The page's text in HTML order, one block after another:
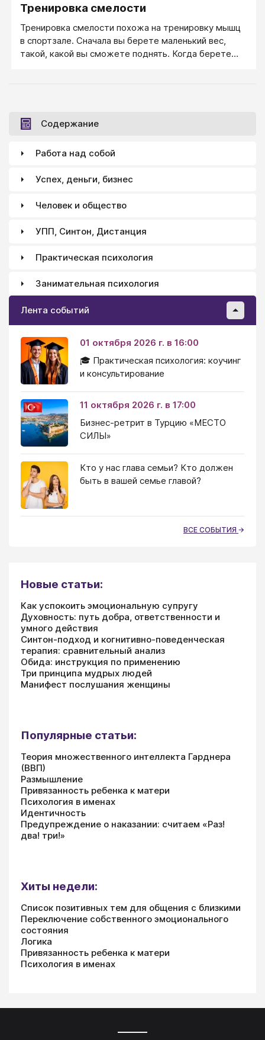
Тренировка смелости
Тренировка смелости похожа на тренировку мышц
в спортзале. Сначала вы берете маленький вес,
такой, какой вы сможете поднять. Когда берете
сильному.Содержание
Работа над собой
Успех, деньги, бизнес
Человек и общество
УПП, Синтон, Дистанция
Практическая психология
Занимательная психология
Лента событий
01 октября 2026 г. в 16:00
🎓 Практическая психология: коучинг
и консультирование
11 октября 2026 г. в 17:00
Бизнес-ретрит в Турцию «МЕСТО
СИЛЫ»
Кто у нас глава семьи? Кто должен
быть в вашей семье главой?
ВСЕ СОБЫТИЯ
Новые статьи:
Как успокоить эмоциональную супругу
Духовность: путь добра, ответственности и
умного действия
Синтон-подход и когнитивно-поведенческая
терапия: сравнительный анализ
Обида: инструкция по применению
Три принципа мудрых людей
Манифест послушания женщины
Популярные статьи:
Теория множественного интеллекта Гарднера
(ВВП)
Размышление
Привязанность ребенка к матери
Психология в именах
Идентичность
Предупреждение о наказании: считаем «Раз!
два! три!»
Хиты недели:
Список позитивных тем для общения с близкими
Переключение собственного эмоционального
состояния
Логика
Привязанность ребенка к матери
Психология в именах